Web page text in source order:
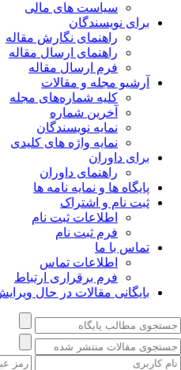
سیاست های مالی
برای نویسندگان
راهنمای نگارش مقاله
راهنمای ارسال مقاله
فرم ارسال مقاله
آرشیو مجله و مقالات
کلیه شماره‌های مجله
آخرین شماره
نمایه نویسندگان
نمایه واژه های کلیدی
برای داوران
راهنمای داوران
پایگاه ها و نمایه نامه ها
ثبت نام و اشتراک
اطلاعات ثبت نام
فرم ثبت نام
تماس با ما
اطلاعات تماس
فرم برقراری ارتباط
بایگانی مقالات در حال ویرایش